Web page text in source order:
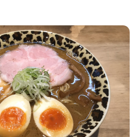
洋食 中華
わんぱく 福島ローカルグル
メ
ひとりで アウトドア
体験 名所
エイジングケア メンズ
鍼灸・整体・リラ
クゼーション
まつ毛サロン
ギフト・お土産 キッズ
食品・酒 生活を彩るモノ
病院・クリニック ペット
保育園・こども園 子どもの習い事・
塾
自治体インフォ その他